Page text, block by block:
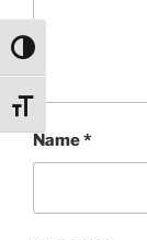
Umschalten auf
Schrift
Name*